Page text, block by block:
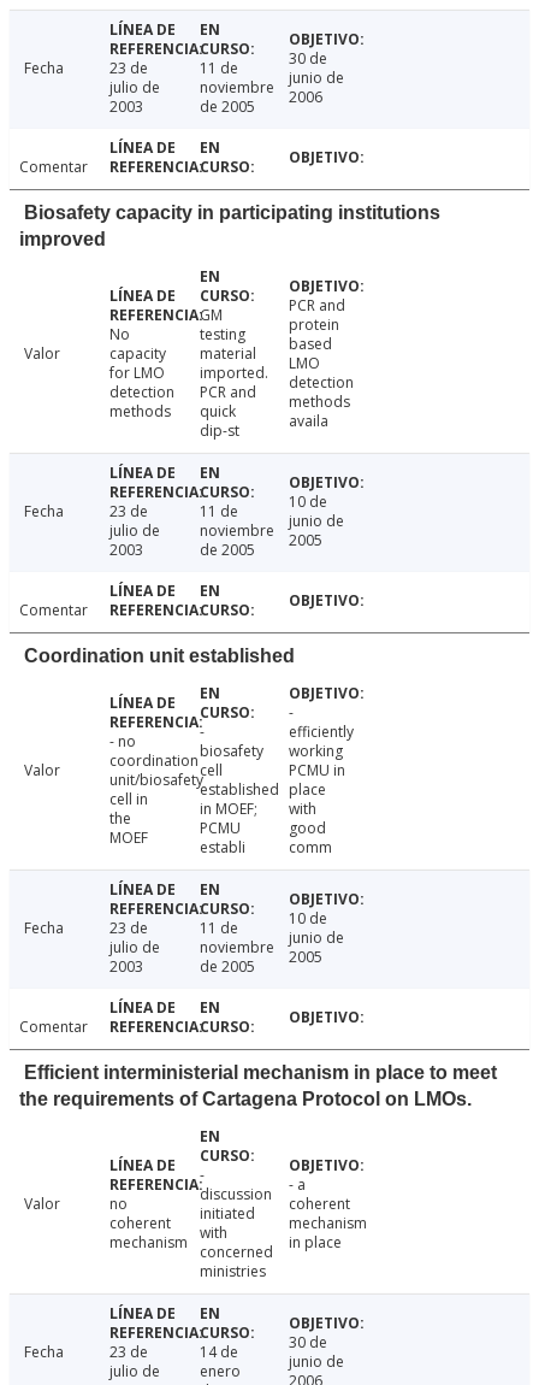
Fecha
23 de
julio de
2003
11 de
noviembre
de 2005
30 de
junio de
2006
Comentar
Biosafety capacity in participating institutions
improved
Valor
No
capacity
for LMO
detection
methods
GM
testing
material
imported.
PCR and
quick
dip-st
PCR and
protein
based
LMO
detection
methods
availa
Fecha
23 de
julio de
2003
11 de
noviembre
de 2005
10 de
junio de
2005
Comentar
Coordination unit established
Valor
- no
coordination
unit/biosafety
cell in
the
MOEF
-
biosafety
cell
established
in MOEF;
PCMU
establi
-
efficiently
working
PCMU in
place
with
good
comm
Fecha
23 de
julio de
2003
11 de
noviembre
de 2005
10 de
junio de
2005
Comentar
Efficient interministerial mechanism in place to meet
the requirements of Cartagena Protocol on LMOs.
Valor
no
coherent
mechanism
-
discussion
initiated
with
concerned
ministries
- a
coherent
mechanism
in place
Fecha
23 de
julio de
14 de
enero
30 de
junio de